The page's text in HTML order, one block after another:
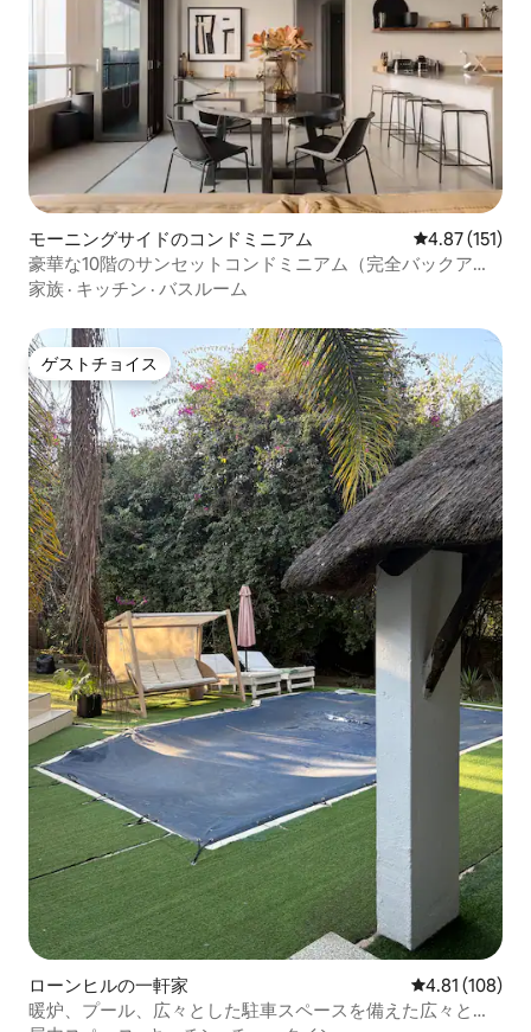
モーニングサイドのコンドミニアム レビュー151
4.87 (151)
豪華な10階のサンセットコンドミニアム（完全バックアッ
プ電源）
家族 · キッチン · バスルーム
ゲストチョイス
ゲストチョイス
ローンヒルの一軒家 レビュー108
4.81 (108)
暖炉、プール、広々とした駐車スペースを備えた広々とし